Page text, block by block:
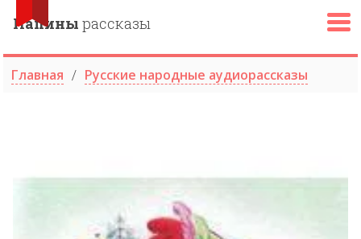
Папины рассказы
Главная Русские народные аудиорассказы